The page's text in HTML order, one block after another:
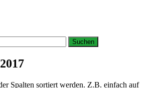
Spalten sortiert werden. Z.B. einfach auf